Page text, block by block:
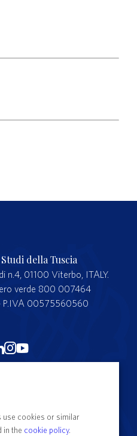
della Tuscia
n.4, 01100 Viterbo, ITALY.
verde 800 007464
P.IVA 00575560560
Unitus
studenti
use cookies or similar
in the cookie policy.